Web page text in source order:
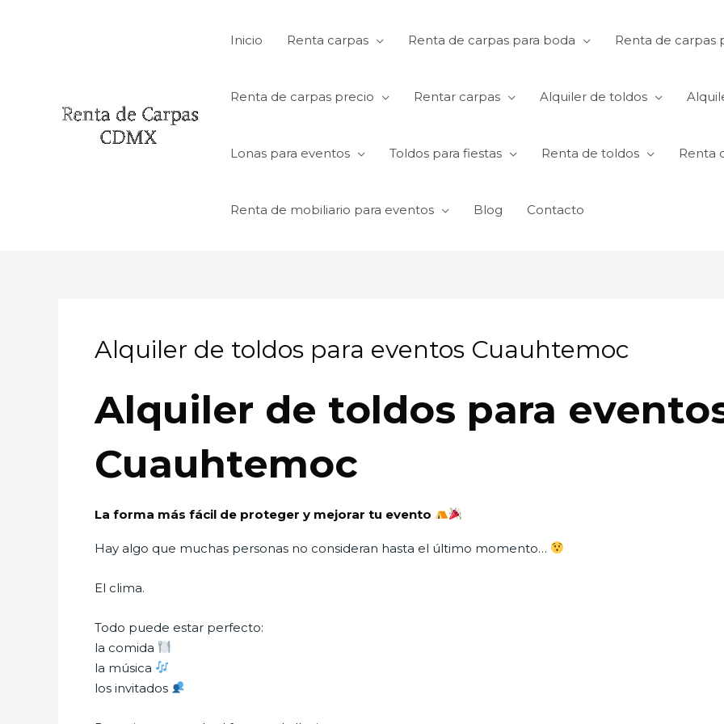
Inicio Renta carpas Renta de carpas para boda Renta de carpas
Renta de carpas precio Rentar carpas Alquiler de toldos
Lonas para eventos Toldos para fiestas Renta de toldos Renta
Renta de mobiliario para eventos Blog Contacto
Alquiler de toldos para eventos Cuauhtemoc
Alquiler de toldos para
Cuauhtemoc
La forma más fácil de proteger y mejorar tu evento
Hay algo que muchas personas no consideran hasta el último momento…
El clima.
Todo puede estar perfecto:
la comida
la música
los invitados